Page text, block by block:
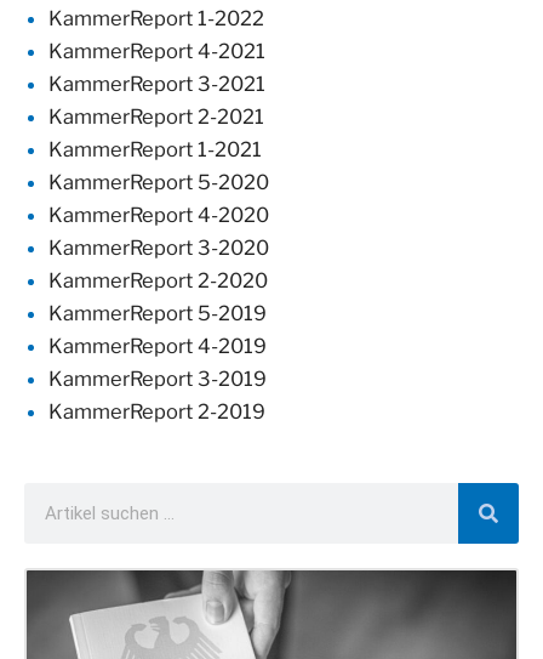
KammerReport 1-2022
KammerReport 4-2021
KammerReport 3-2021
KammerReport 2-2021
KammerReport 1-2021
KammerReport 5-2020
KammerReport 4-2020
KammerReport 3-2020
KammerReport 2-2020
KammerReport 5-2019
KammerReport 4-2019
KammerReport 3-2019
KammerReport 2-2019